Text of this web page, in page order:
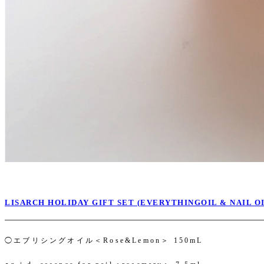
LISARCH HOLIDAY GIFT SET (EVERYTHINGOIL & NAIL
◯エブリシングオイル＜Rose&Lemon＞ 150mL